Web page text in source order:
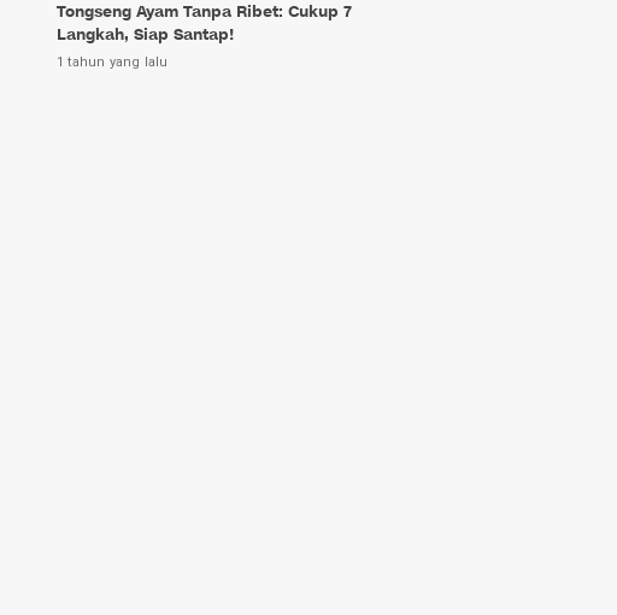
Tongseng Ayam Tanpa Ribet: Cukup 7
Langkah, Siap Santap!
1 tahun yang lalu